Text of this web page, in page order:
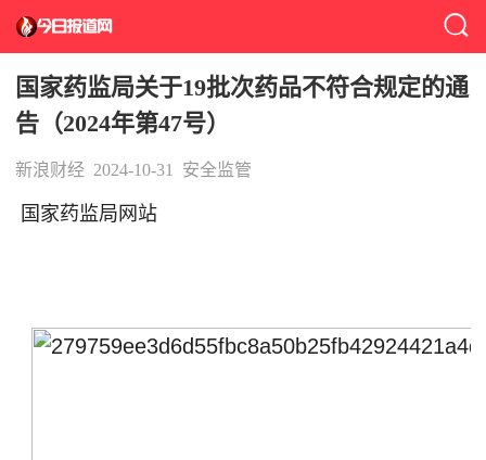
国家药监局关于19批次药品不符合规定的通
告（2024年第47号）
新浪财经 2024-10-31 安全监管
国家药监局网站